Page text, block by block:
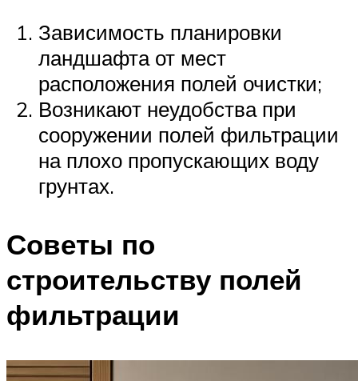
Зависимость планировки
ландшафта от мест
расположения полей очистки;
Возникают неудобства при
сооружении полей фильтрации
на плохо пропускающих воду
грунтах.
Советы по
строительству полей
фильтрации